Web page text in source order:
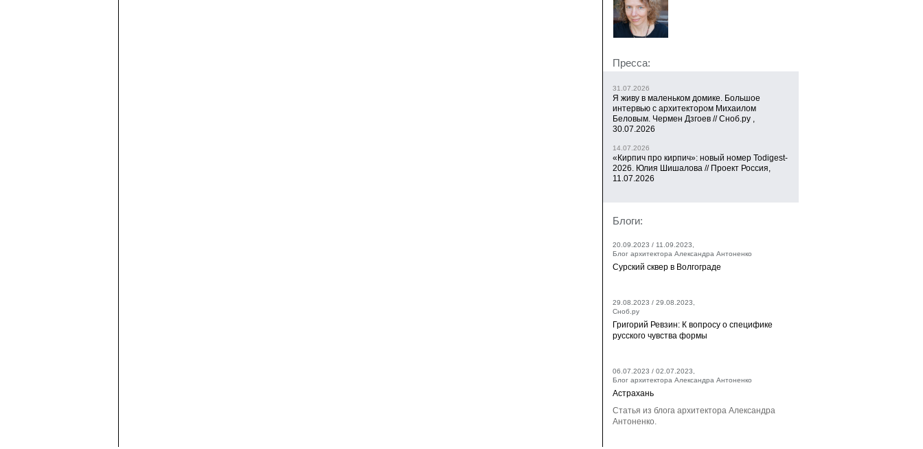
Пресса:
31.07.2026
Я живу в маленьком домике. Большое
интервью с архитектором Михаилом
Беловым. Чермен Дзгоев // Сноб.ру ,
30.07.2026
14.07.2026
«Кирпич про кирпич»: новый номер Todigest-
2026. Юлия Шишалова // Проект Россия,
11.07.2026
Блоги:
20.09.2023 / 11.09.2023,
Блог архитектора Александра Антоненко
Сурский сквер в Волгограде
29.08.2023 / 29.08.2023,
Сноб.ру
Григорий Ревзин: К вопросу о специфике
русского чувства формы
06.07.2023 / 02.07.2023,
Блог архитектора Александра Антоненко
Астрахань
Статья из блога архитектора Александра
Антоненко.